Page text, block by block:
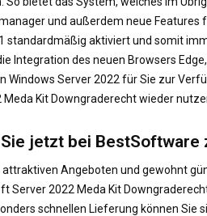
und außerdem neue Features
standardmäßig aktiviert und somit
Integration des neuen Browsers
Windows Server 2022 für Sie zur
Meda Kit Downgraderecht wieder
jetzt bei
Angeboten und gewohnt
Server 2022 Meda Kit
schnellen Lieferung können Sie